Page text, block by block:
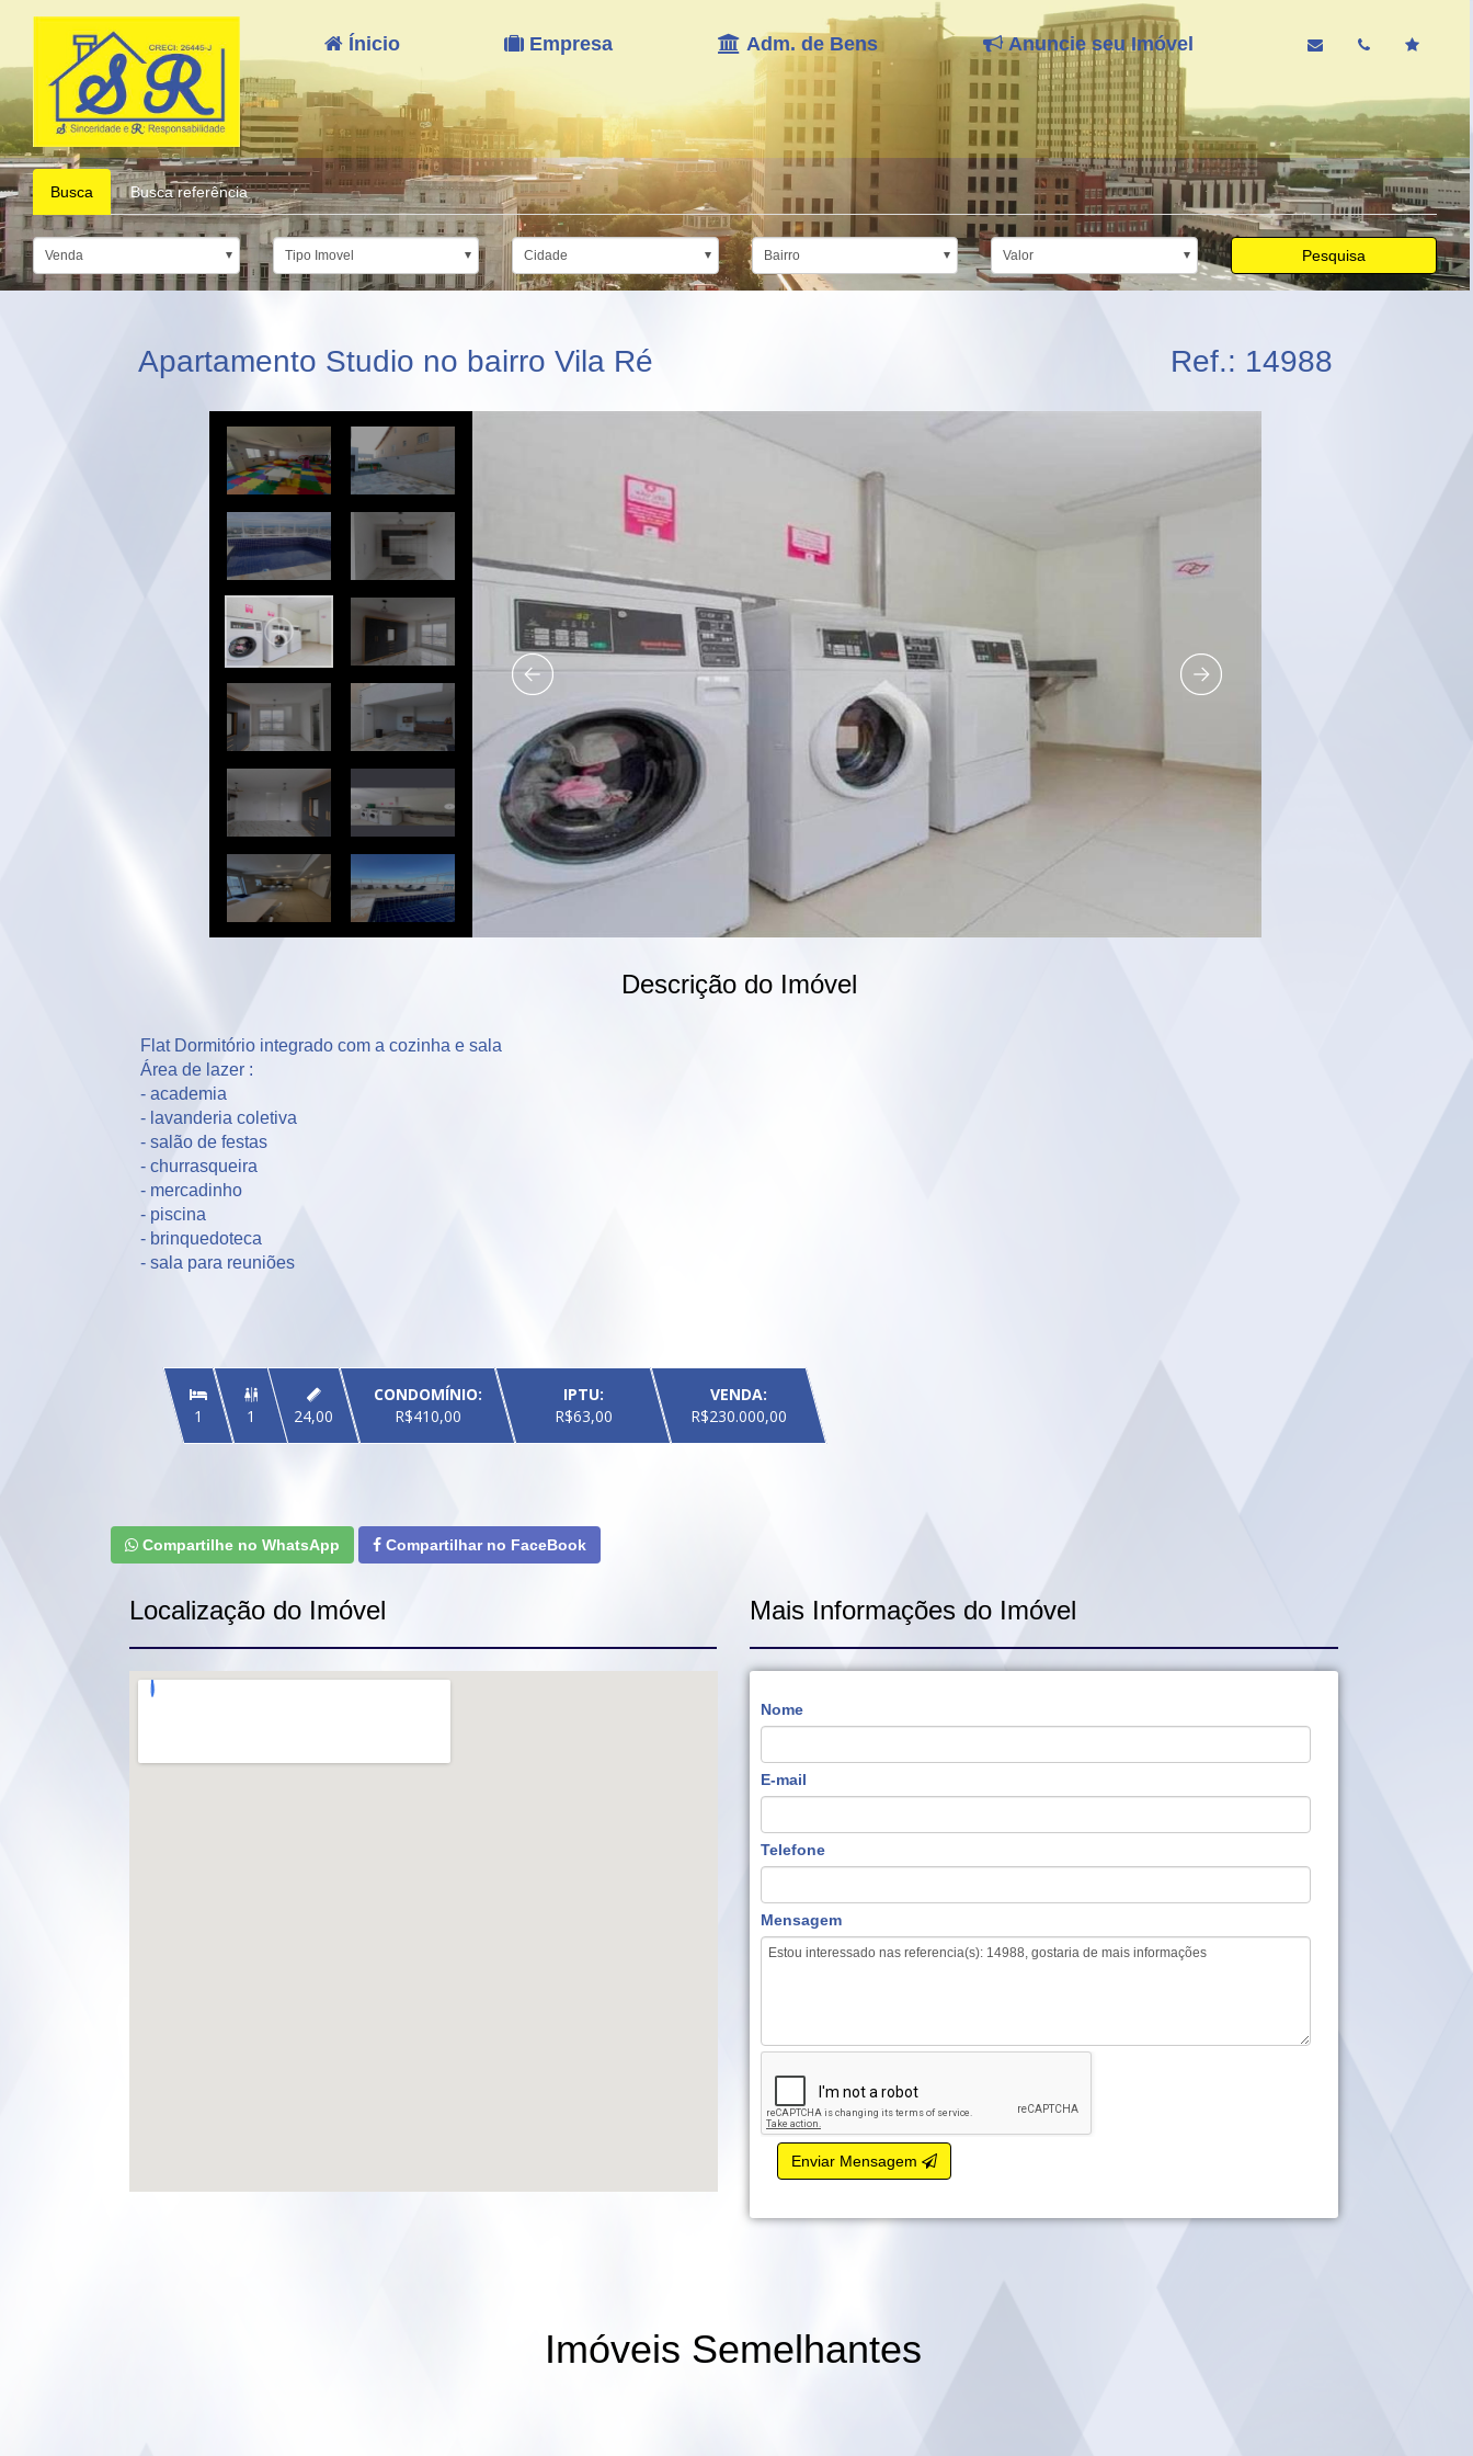
Ínicio Empresa Adm. de Bens Anuncie seu Imóvel
Busca Busca referência
Venda Tipo Imovel Cidade Bairro Valor Pesquisa
Apartamento Studio no bairro Vila Ré Ref.: 14988
Descrição do Imóvel
Flat Dormitório integrado com a cozinha e sala
Área de lazer :
- academia
- lavanderia coletiva
- salão de festas
- churrasqueira
- mercadinho
- piscina
- brinquedoteca
- sala para reuniões
1

1

24,00
CONDOMÍNIO:
R$410,00
IPTU:
R$63,00
VENDA:
R$230.000,00
Compartilhe no WhatsApp Compartilhar no FaceBook
Localização do Imóvel Mais Informações do Imóvel
Nome
E-mail
Telefone
Mensagem
Enviar Mensagem
Imóveis Semelhantes